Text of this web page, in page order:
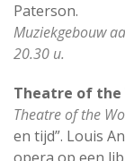
Paterson.
Muziekgebouw
20.30 u.
Theatre of the
Theatre of the
en tijd”. Louis